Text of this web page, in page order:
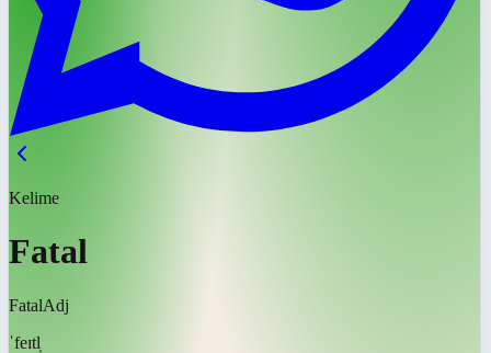
Kelime
Fatal
FatalAdj
ˈfeɪtl̩